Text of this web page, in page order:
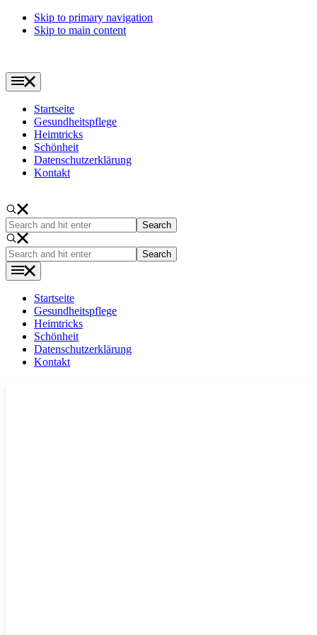
Skip to primary navigation
Skip to main content
Startseite
Gesundheitspflege
Heimtricks
Schönheit
Datenschutzerklärung
Kontakt
Search
and
hit
enter
Search
and
hit
Startseite
Gesundheitspflege
Heimtricks
Schönheit
Datenschutzerklärung
Kontakt